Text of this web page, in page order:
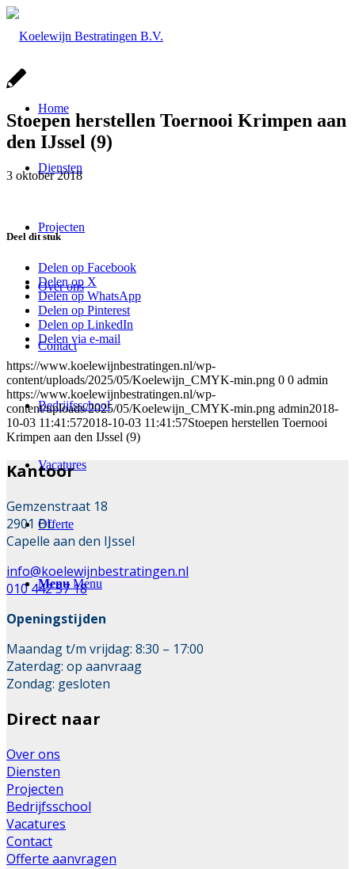
Home
Diensten
Projecten
Over ons
Contact
Bedrijfsschool
Vacatures
Offerte
Menu Menu
Stoepen herstellen Toernooi Krimpen aan
den IJssel (9)
3 oktober 2018
Deel dit stuk
Delen op Facebook
Delen op X
Delen op WhatsApp
Delen op Pinterest
Delen op LinkedIn
Delen via e-mail
https://www.koelewijnbestratingen.nl/wp-
content/uploads/2025/05/Koelewijn_CMYK-min.png 0 0 admin
https://www.koelewijnbestratingen.nl/wp-
content/uploads/2025/05/Koelewijn_CMYK-min.png admin2018-
10-03 11:41:572018-10-03 11:41:57Stoepen herstellen Toernooi
Krimpen aan den IJssel (9)
Kantoor
Gemzenstraat 18
2901 BL
Capelle aan den IJssel
info@koelewijnbestratingen.nl
010 442 57 18
Openingstijden
Maandag t/m vrijdag: 8:30 – 17:00
Zaterdag: op aanvraag
Zondag: gesloten
Direct naar
Over ons
Diensten
Projecten
Bedrijfsschool
Vacatures
Contact
Offerte aanvragen